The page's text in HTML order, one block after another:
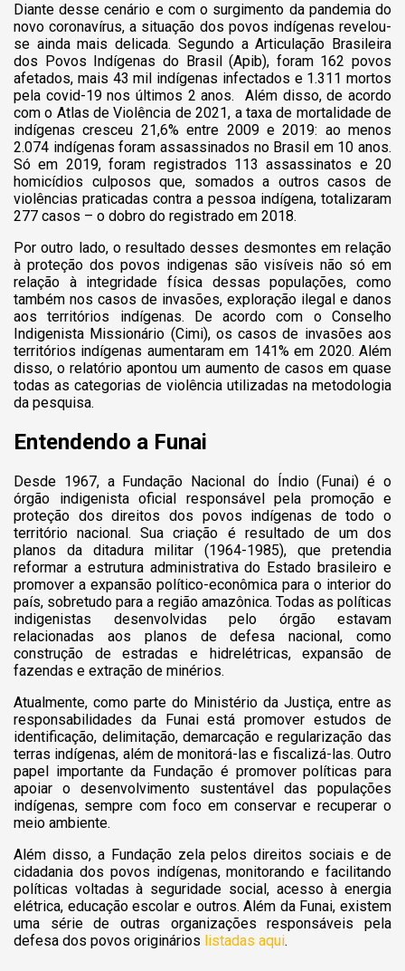
Diante desse cenário e com o surgimento da pandemia do
novo coronavírus, a situação dos povos indígenas revelou-
se ainda mais delicada. Segundo a Articulação Brasileira
dos Povos Indígenas do Brasil (Apib), foram 162 povos
afetados, mais 43 mil indígenas infectados e 1.311 mortos
pela covid-19 nos últimos 2 anos. Além disso, de acordo
com o Atlas de Violência de 2021, a taxa de mortalidadede
indígenas cresceu 21,6% entre 2009 e 2019: ao menos
2.074 indígenas foram assassinados no Brasil em 10 anos.
Só em 2019, foram registrados 113 assassinatos e 20
homicídios culposos que, somados a outros casos de
violências praticadas contra a pessoa indígena, totalizaram
277 casos – o dobro do registrado em 2018.
Por outro lado, o resultado desses desmontes em relação
à proteção dos povos indigenas são visíveis não só em
relação à integridade física dessas populações, como
também nos casos de invasões, exploração ilegal e danos
aos territórios indígenas. De acordo com o Conselho
Indigenista Missionário (Cimi), os casos de invasões aos
territórios indígenas aumentaram em 141% em 2020. Além
disso, o relatório apontou um aumento de casos em quase
todas as categorias de violência utilizadas na metodologia
da pesquisa.
Entendendo a Funai
Desde 1967, a Fundação Nacional do Índio (Funai) é o
órgão indigenista oficial responsável pela promoção e
proteção dos direitos dos povos indígenas de todo o
território nacional. Sua criação é resultado de um dos
planos da ditadura militar (1964-1985), que pretendia
reformar a estrutura administrativa do Estado brasileiro e
promover a expansão político-econômica para o interior do
país, sobretudo para a região amazônica. Todas as políticas
indigenistas desenvolvidas pelo órgão estavam
relacionadas aos planos de defesa nacional, como
construção de estradas e hidrelétricas, expansão de
fazendas e extração de minérios.
Atualmente, como parte do Ministério da Justiça, entre as
responsabilidades da Funai está promover estudos de
identificação, delimitação, demarcação e regularização das
terras indígenas, além de monitorá-las e fiscalizá-las. Outro
papel importante da Fundação é promover políticas para
apoiar o desenvolvimento sustentável das populações
indígenas, sempre com foco em conservar e recuperar o
meio ambiente.
Além disso, a Fundação zela pelos direitos sociais e de
cidadania dos povos indígenas, monitorando e facilitando
políticas voltadas à seguridade social, acesso à energia
elétrica, educação escolar e outros. Além da Funai, existem
uma série de outras organizações responsáveis pela
defesa dos povos originários listadas aqui.